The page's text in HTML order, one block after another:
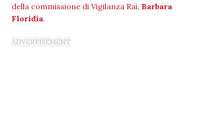
della commissione di Vigilanza Rai, Barbara
Floridia.